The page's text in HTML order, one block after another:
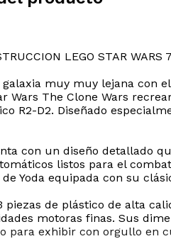
LEGO STAR WARS
galaxia muy muy lejana con
Wars The Clone Wars
R2-D2. Diseñado
con un diseño detallado
listos para el
Yoda equipada con su
piezas de plástico de alta
motoras finas. Sus
para exhibir con orgullo en